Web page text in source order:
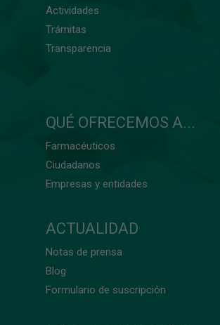
Actividades
Trámitas
Transparencia
QUÉ OFRECEMOS A...
Farmacéuticos
Ciudadanos
Empresas y entidades
ACTUALIDAD
Notas de prensa
Blog
Formulario de suscripción